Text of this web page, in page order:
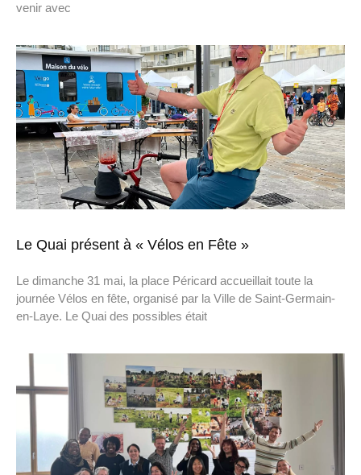
venir avec
Le Quai présent à « Vélos en Fête »
Le dimanche 31 mai, la place Péricard accueillait toute la
journée Vélos en fête, organisé par la Ville de Saint-Germain-
en-Laye. Le Quai des possibles était